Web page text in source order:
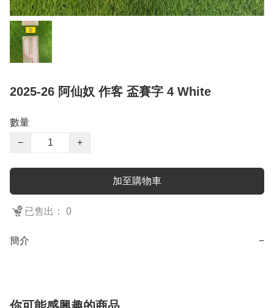
2025-26 阿仙奴 作客 盃賽字 4 White
數量
−
+
加至購物車
已售出： 0
簡介 −